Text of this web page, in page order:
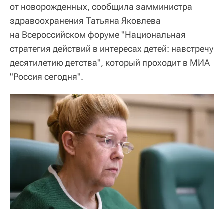
от новорожденных, сообщила замминистра
здравоохранения Татьяна Яковлева
на Всероссийском форуме "Национальная
стратегия действий в интересах детей: навстречу
десятилетию детства", который проходит в МИА
"Россия сегодня".